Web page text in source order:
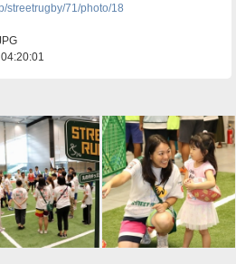
streetrugby/71/photo/18